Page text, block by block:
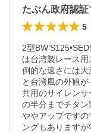
たぶん政府認証
5
2型
は台湾製レース
倒的な速さには
と台湾風の外観
共用のサイレン
の半分までチタン
ややアップです
ングもあります